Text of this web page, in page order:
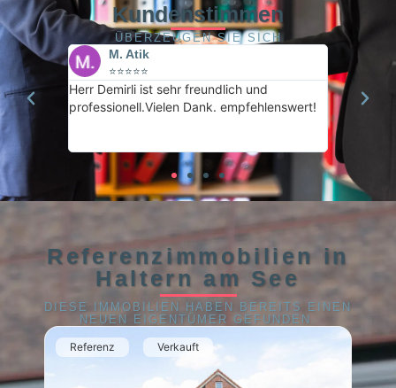
Kundenstimmen
ÜBERZEUGEN SIE SICH
M. Atik
⭐⭐⭐⭐⭐
Herr Demirli ist sehr freundlich und
professionell.Vielen Dank. empfehlenswert!
Referenzimmobilien in
Haltern am See
DIESE IMMOBILIEN HABEN BEREITS EINEN
NEUEN EIGENTÜMER GEFUNDEN.
Referenz Verkauft